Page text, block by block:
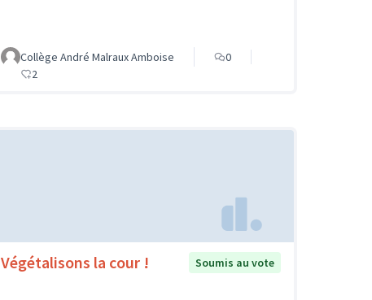
Collège André Malraux Amboise
0
2
Végétalisons la cour ! Soumis au vote